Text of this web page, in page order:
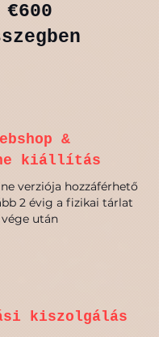
€600
&
kiállítás
verziója hozzáférhető
2 évig a fizikai tárlat
vége után
kiszolgálás